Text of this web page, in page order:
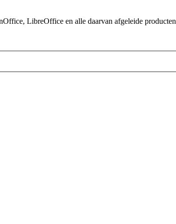
LibreOffice en alle daarvan afgeleide producten